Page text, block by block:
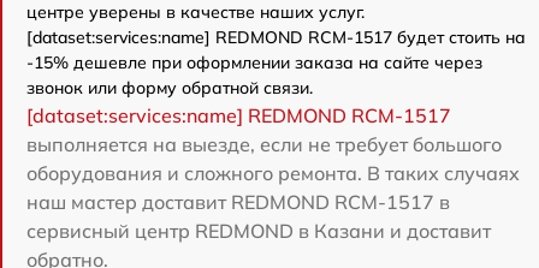
центре уверены в качестве наших услуг.
[dataset:services:name] REDMOND RCM-1517 будет стоить на
-15% дешевле при оформлении заказа на сайте через
звонок или форму обратной связи.
[dataset:services:name] REDMOND RCM-1517
выполняется на выезде, если не требует большого
оборудования и сложного ремонта. В таких случаях
наш мастер доставит REDMOND RCM-1517 в
сервисный центр REDMOND в Казани и доставит
обратно.